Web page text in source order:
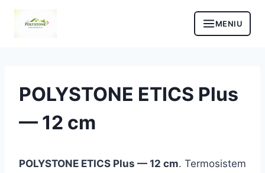
Skip
content
POLYSTONE ETICS Plus
— 12 cm
POLYSTONE ETICS Plus — 12 cm. Termosistem